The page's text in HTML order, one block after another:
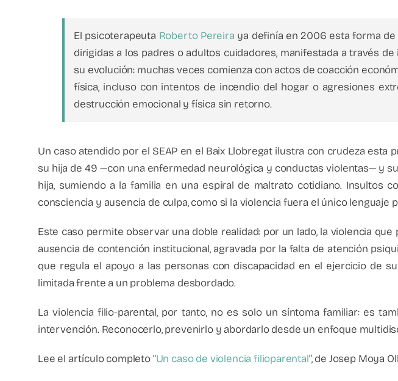
El psicoterapeuta Roberto Pereira ya definía en 2006 esta forma
dirigidas a los padres o adultos cuidadores, manifestada a través
su evolución: muchas veces comienza con actos de coacción
física, incluso con intentos de incendio del hogar o agresiones
destrucción emocional y física sin retorno.
Un caso atendido por el SEAP en el Baix Llobregat ilustra con crudeza
su hija de 49 —con una enfermedad neurológica y conductas violentas— y
hija, sumiendo a la familia en una espiral de maltrato cotidiano. Insultos
consciencia y ausencia de culpa, como si la violencia fuera el único lenguaje
Este caso permite observar una doble realidad: por un lado, la violencia
ausencia de contención institucional, agravada por la falta de atención
que regula el apoyo a las personas con discapacidad en el ejercicio de
limitada frente a un problema desbordado.
La violencia filio-parental, por tanto, no es solo un síntoma familiar: es
intervención. Reconocerlo, prevenirlo y abordarlo desde un enfoque
Lee el artículo completo “Un caso de violencia filioparental”, de Josep Moya